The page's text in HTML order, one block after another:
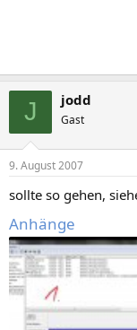
J jodd
Gast
9. August 2007
sollte so gehen,
Anhänge